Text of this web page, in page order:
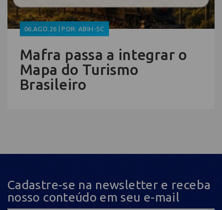
06.AGO.26 | POR: ABIH-SC
Mafra passa a integrar o
Mapa do Turismo
Brasileiro
Cadastre-se na newsletter e receba
nosso conteúdo em seu e-mail